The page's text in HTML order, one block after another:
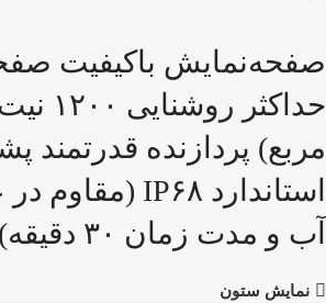
صفحه‌نمایش با‌کیفیت
مربع) پردازنده قدرتمند
آب و مدت زمان ۳۰ دقیقه)
نمایش ستون